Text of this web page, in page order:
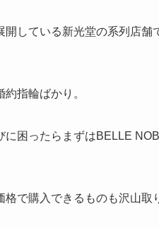
している新光堂の系列店舗
指輪ばかり。
困ったらまずはBELLE
で購入できるものも沢山取